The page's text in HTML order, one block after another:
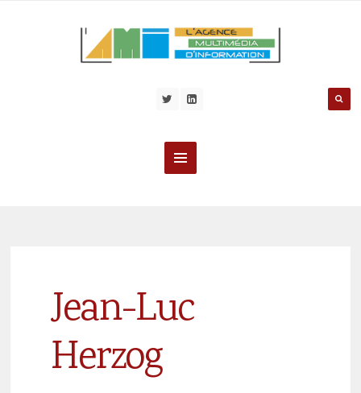
Jean-Luc
Herzog